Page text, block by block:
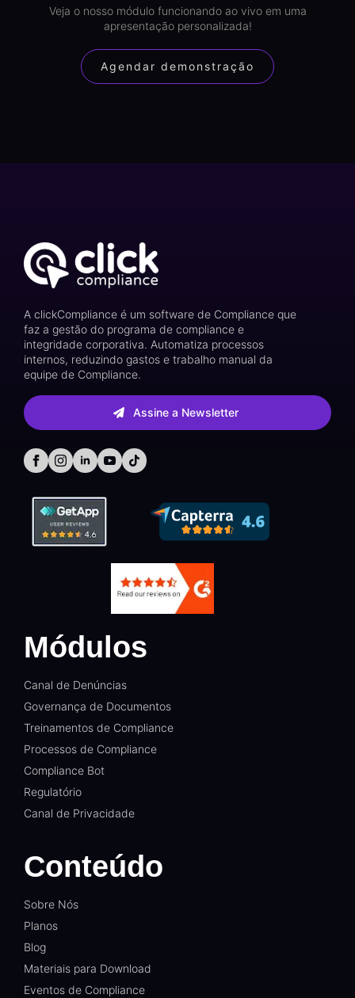
Veja o nosso módulo funcionando ao vivo em uma
apresentação personalizada!
Agendar demonstração
A clickCompliance é um software de Compliance que
faz a gestão do programa de compliance e
integridade corporativa. Automatiza processos
internos, reduzindo gastos e trabalho manual da
equipe de Compliance.
Assine a Newsletter
Módulos
Canal de Denúncias
Governança de Documentos
Treinamentos de Compliance
Processos de Compliance
Compliance Bot
Regulatório
Canal de Privacidade
Conteúdo
Sobre Nós
Planos
Blog
Materiais para Download
Eventos de Compliance